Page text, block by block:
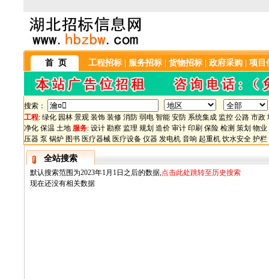
首 页 工程招标 服务招标 货物招标 政府采购 项目
搜索：
工程: 绿化 园林 景观 装饰 装修 消防 弱电 智能 安防 系统集成 监控 公路 市政
净化 保温 土地 服务: 设计 勘察 监理 规划 造价 审计 印刷 保险 检测 策划 物业
压器 泵 锅炉 图书 医疗器械 医疗设备 仪器 发电机 音响 起重机 饮水安全 护栏
全站搜索
默认搜索范围为2023年1月1日之后的数据,点击此处跳转至历史搜索
现在还没有相关数据